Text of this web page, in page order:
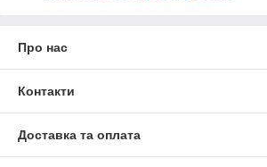
Про нас
Контакти
Доставка та оплата